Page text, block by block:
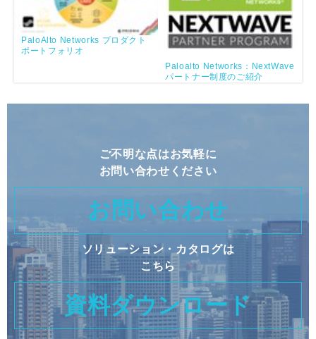
PaloAlto Networks プロダクト
ポートフォリオ
Paloalto Networks：NextWave
パートナー制度のご紹介
ご不明な点はお気軽に
お問い合わせください
お問い合わせ
ソリューション・カタログは
こちら
資料ダウンロード